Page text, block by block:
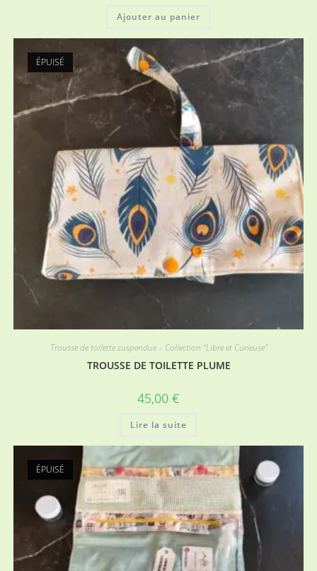
Ajouter au panier
ÉPUISÉ
Trousse de toilette suspendue – Collection “Libre et Curieuse”
TROUSSE DE TOILETTE PLUME
45,00 €
Lire la suite
ÉPUISÉ